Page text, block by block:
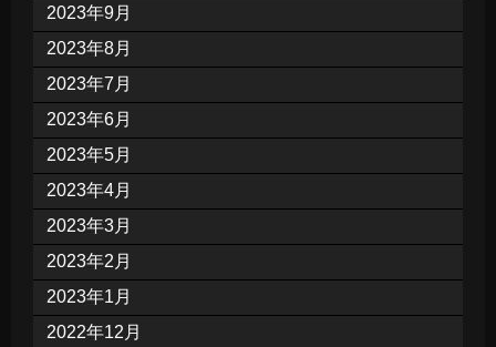
2023年9月
2023年8月
2023年7月
2023年6月
2023年5月
2023年4月
2023年3月
2023年2月
2023年1月
2022年12月